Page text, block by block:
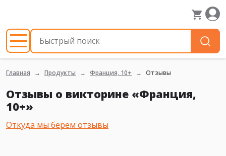
Главная Продукты Франция, 10+ Отзывы
Отзывы о викторине «Франция,
10+»
Откуда мы берем отзывы